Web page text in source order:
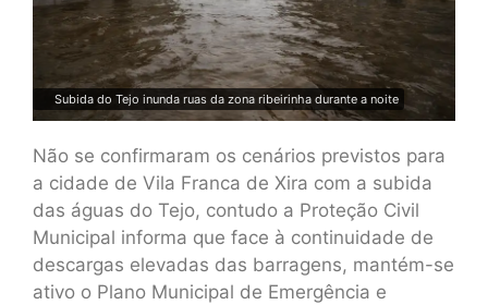
Subida do Tejo inunda ruas da zona ribeirinha durante a noite
Não se confirmaram os cenários previstos para
a cidade de Vila Franca de Xira com a subida
das águas do Tejo, contudo a Proteção Civil
Municipal informa que face à continuidade de
descargas elevadas das barragens, mantém-se
ativo o Plano Municipal de Emergência e